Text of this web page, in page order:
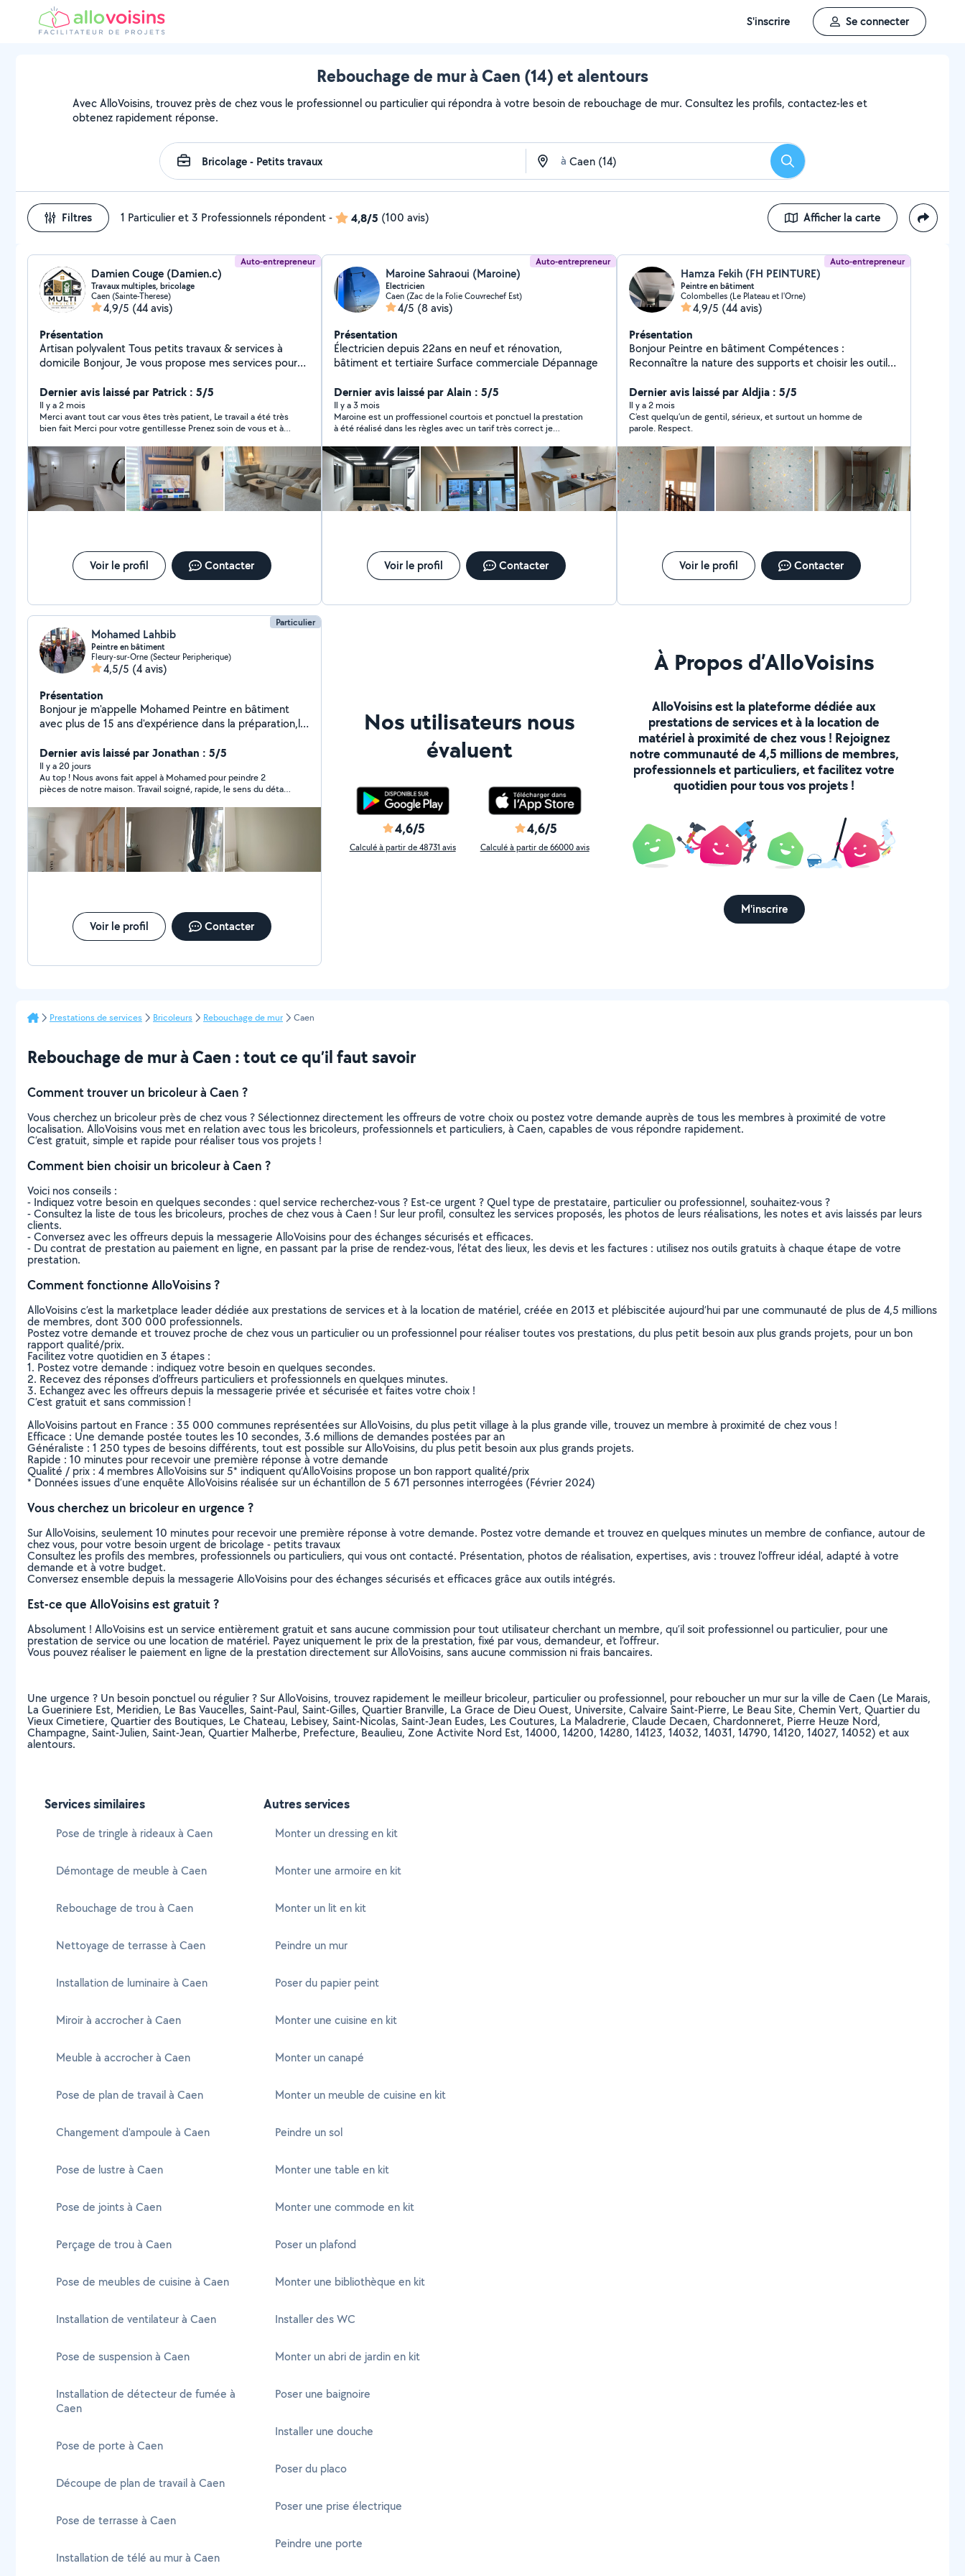
S'inscrire Se connecter
Rebouchage de mur à Caen (14) et alentours
Avec AlloVoisins, trouvez près de chez vous le professionnel ou particulier qui répondra à votre besoin de rebouchage de mur. Consultez les profils, contactez-les et
obtenez rapidement réponse.
à Rechercher
Filtres 1 Particulier et 3 Professionnels répondent- 4,8/5 (100 avis) Afficher la carte
Auto-entrepreneur
Damien Couge (Damien.c)
Travaux multiples, bricolage
Caen (Sainte-Therese)
4,9/5 (44 avis)
Présentation
Artisan polyvalent Tous petits travaux & services à
domicile Bonjour, Je vous propose mes services pour
et bon rapport qualité/prix. Mes prestations : - Petits
travaux de bricolage et rénovation - Montage de
meubles (IKEA, commodes , dressings) - Travaux
d'isolation - Petites réparations diverses - Chargement
/ déchargement des meubles - évacuation des
encombrants, gravats - service de livraison de meubles
Équipé et professionnel : - Tout l'outillage nécessaire
pour travailler efficacement - Travail propre et soigné
Disponible, ponctuel et à l'écoute, je m'adapte à vos
Dernier avis laissé par Patrick : 5/5
Il y a 2 mois
Merci avant tout car vous êtes très patient, Le travail a été très
bien fait Merci pour votre gentillesse Prenez soin de vous et à
Voir le profil Contacter
Auto-entrepreneur
Maroine Sahraoui (Maroine)
Electricien
Caen (Zac de la Folie Couvrechef Est)
4/5 (8 avis)
Présentation
Électricien depuis 22ans en neuf et rénovation,
bâtiment et tertiaire Surface commerciale Dépannage
Dernier avis laissé par Alain : 5/5
Il y a 3 mois
Maroine est un proffessionel courtois et ponctuel la prestation
à été réalisé dans les règles avec un tarif très correct je
Voir le profil Contacter
Auto-entrepreneur
Hamza Fekih (FH PEINTURE)
Peintre en bâtiment
Colombelles (Le Plateau et l'Orne)
4,9/5 (44 avis)
Présentation
Bonjour Peintre en bâtiment Compétences :
Reconnaître la nature des supports et choisir les outils
lessiver, enduire) Choisir et utiliser les produits de
préparation, de finition et les conditions d'application
Appliquer les produits (peinture, vernis, crépi) Poser
des revêtements muraux : papier peint, toile de verre,
Nettoyage des chantiers Hésitez pas à me contacter
pour réaliser votre travaux Cordialement
Dernier avis laissé par Aldjia : 5/5
Il y a 2 mois
C’est quelqu’un de gentil, sérieux, et surtout un homme de
parole. Respect.
Voir le profil Contacter
Particulier
Mohamed Lahbib
Peintre en bâtiment
Fleury-sur-Orne (Secteur Peripherique)
4,5/5 (4 avis)
Présentation
Bonjour je m'appelle Mohamed Peintre en bâtiment
avec plus de 15 ans d'expérience dans la préparation,la
dans les techniques de peinture traditionnelle,
moderne ainsi que la pose des revêtements muraux.
Cordialement
Dernier avis laissé par Jonathan : 5/5
Il y a 20 jours
Au top ! Nous avons fait appel à Mohamed pour peindre 2
pièces de notre maison. Travail soigné, rapide, le sens du détail
Voir le profil Contacter
Nos utilisateurs nous
évaluent
4,6/5
Calculé à partir de 48731 avis
4,6/5
Calculé à partir de 66000 avis
À Propos d’AlloVoisins
AlloVoisins est la plateforme dédiée aux
prestations de services et à la location de
matériel à proximité de chez vous ! Rejoignez
notre communauté de 4,5 millions de membres,
professionnels et particuliers, et facilitez votre
quotidien pour tous vos projets !
M'inscrire
Prestations de services Bricoleurs Rebouchage de mur Caen
Rebouchage de mur à Caen : tout ce qu’il faut savoir
Comment trouver un bricoleur à Caen ?
Vous cherchez un bricoleur près de chez vous ? Sélectionnez directement les offreurs de votre choix ou postez votre demande auprès de tous les membres à proximité de votre
localisation. AlloVoisins vous met en relation avec tous les bricoleurs, professionnels et particuliers, à Caen, capables de vous répondre rapidement.
C’est gratuit, simple et rapide pour réaliser tous vos projets !
Comment bien choisir un bricoleur à Caen ?
Voici nos conseils :
- Indiquez votre besoin en quelques secondes : quel service recherchez-vous ? Est-ce urgent ? Quel type de prestataire, particulier ou professionnel, souhaitez-vous ?
- Consultez la liste de tous les bricoleurs, proches de chez vous à Caen ! Sur leur profil, consultez les services proposés, les photos de leurs réalisations, les notes et avis laissés par leurs
clients.
- Conversez avec les offreurs depuis la messagerie AlloVoisins pour des échanges sécurisés et efficaces.
- Du contrat de prestation au paiement en ligne, en passant par la prise de rendez-vous, l’état des lieux, les devis et les factures : utilisez nos outils gratuits à chaque étape de votre
prestation.
Comment fonctionne AlloVoisins ?
AlloVoisins c’est la marketplace leader dédiée aux prestations de services et à la location de matériel, créée en 2013 et plébiscitée aujourd’hui par une communauté de plus de 4,5 millions
de membres, dont 300 000 professionnels.
Postez votre demande et trouvez proche de chez vous un particulier ou un professionnel pour réaliser toutes vos prestations, du plus petit besoin aux plus grands projets, pour un bon
rapport qualité/prix.
Facilitez votre quotidien en 3 étapes :
1. Postez votre demande : indiquez votre besoin en quelques secondes.
2. Recevez des réponses d’offreurs particuliers et professionnels en quelques minutes.
3. Echangez avec les offreurs depuis la messagerie privée et sécurisée et faites votre choix !
C’est gratuit et sans commission !
AlloVoisins partout en France : 35 000 communes représentées sur AlloVoisins, du plus petit village à la plus grande ville, trouvez un membre à proximité de chez vous !
Efficace : Une demande postée toutes les 10 secondes, 3.6 millions de demandes postées par an
Généraliste : 1 250 types de besoins différents, tout est possible sur AlloVoisins, du plus petit besoin aux plus grands projets.
Rapide : 10 minutes pour recevoir une première réponse à votre demande
Qualité / prix : 4 membres AlloVoisins sur 5* indiquent qu’AlloVoisins propose un bon rapport qualité/prix
* Données issues d’une enquête AlloVoisins réalisée sur un échantillon de 5 671 personnes interrogées (Février 2024)
Vous cherchez un bricoleur en urgence ?
Sur AlloVoisins, seulement 10 minutes pour recevoir une première réponse à votre demande. Postez votre demande et trouvez en quelques minutes un membre de confiance, autour de
chez vous, pour votre besoin urgent de bricolage - petits travaux
Consultez les profils des membres, professionnels ou particuliers, qui vous ont contacté. Présentation, photos de réalisation, expertises, avis : trouvez l'offreur idéal, adapté à votre
demande et à votre budget.
Conversez ensemble depuis la messagerie AlloVoisins pour des échanges sécurisés et efficaces grâce aux outils intégrés.
Est-ce que AlloVoisins est gratuit ?
Absolument ! AlloVoisins est un service entièrement gratuit et sans aucune commission pour tout utilisateur cherchant un membre, qu’il soit professionnel ou particulier, pour une
prestation de service ou une location de matériel. Payez uniquement le prix de la prestation, fixé par vous, demandeur, et l’offreur.
Vous pouvez réaliser le paiement en ligne de la prestation directement sur AlloVoisins, sans aucune commission ni frais bancaires.
Une urgence ? Un besoin ponctuel ou régulier ? Sur AlloVoisins, trouvez rapidement le meilleur bricoleur, particulier ou professionnel, pour reboucher un mur sur la ville de Caen (Le Marais,
La Gueriniere Est, Meridien, Le Bas Vaucelles, Saint-Paul, Saint-Gilles, Quartier Branville, La Grace de Dieu Ouest, Universite, Calvaire Saint-Pierre, Le Beau Site, Chemin Vert, Quartier du
Vieux Cimetiere, Quartier des Boutiques, Le Chateau, Lebisey, Saint-Nicolas, Saint-Jean Eudes, Les Coutures, La Maladrerie, Claude Decaen, Chardonneret, Pierre Heuze Nord,
Champagne, Saint-Julien, Saint-Jean, Quartier Malherbe, Prefecture, Beaulieu, Zone Activite Nord Est, 14000, 14200, 14280, 14123, 14032, 14031, 14790, 14120, 14027, 14052) et aux
alentours.
Services similaires
Pose de tringle à rideaux à Caen
Démontage de meuble à Caen
Rebouchage de trou à Caen
Nettoyage de terrasse à Caen
Installation de luminaire à Caen
Miroir à accrocher à Caen
Meuble à accrocher à Caen
Pose de plan de travail à Caen
Changement d'ampoule à Caen
Pose de lustre à Caen
Pose de joints à Caen
Perçage de trou à Caen
Pose de meubles de cuisine à Caen
Installation de ventilateur à Caen
Pose de suspension à Caen
Installation de détecteur de fumée à
Caen
Pose de porte à Caen
Découpe de plan de travail à Caen
Pose de terrasse à Caen
Installation de télé au mur à Caen
Autres services
Monter un dressing en kit
Monter une armoire en kit
Monter un lit en kit
Peindre un mur
Poser du papier peint
Monter une cuisine en kit
Monter un canapé
Monter un meuble de cuisine en kit
Peindre un sol
Monter une table en kit
Monter une commode en kit
Poser un plafond
Monter une bibliothèque en kit
Installer des WC
Monter un abri de jardin en kit
Poser une baignoire
Installer une douche
Poser du placo
Poser une prise électrique
Peindre une porte